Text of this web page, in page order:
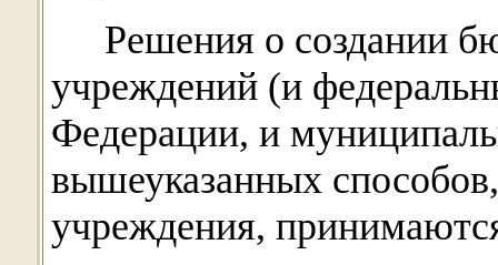
Решения о создании
учреждений (и
Федерации, и
вышеуказанных
учреждения,